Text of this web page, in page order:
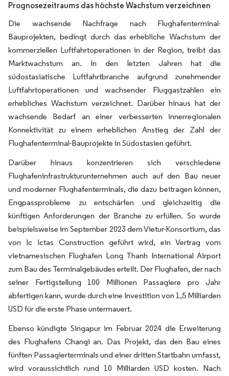
Prognosezeitraums das höchste Wachstum verzeichnen
Die wachsende Nachfrage nach Flughafenterminal-
Bauprojekten, bedingt durch das erhebliche Wachstum der
kommerziellen Luftfahrtoperationen in der Region, treibt das
Marktwachstum an. In den letzten Jahren hat die
südostasiatische Luftfahrtbranche aufgrund zunehmender
Luftfahrtoperationen und wachsender Fluggastzahlen ein
erhebliches Wachstum verzeichnet. Darüber hinaus hat der
wachsende Bedarf an einer verbesserten innerregionalen
Konnektivität zu einem erheblichen Anstieg der Zahl der
Flughafenterminal-Bauprojekte in Südostasien geführt.
Darüber hinaus konzentrieren sich verschiedene
Flughafeninfrastrukturunternehmen auch auf den Bau neuer
und moderner Flughafenterminals, die dazu beitragen können,
Engpassprobleme zu entschärfen und gleichzeitig die
künftigen Anforderungen der Branche zu erfüllen. So wurde
beispielsweise im September 2023 dem Vietur-Konsortium, das
von Ic Ictas Construction geführt wird, ein Vertrag vom
vietnamesischen Flughafen Long Thanh International Airport
zum Bau des Terminalgebäudes erteilt. Der Flughafen, der nach
seiner Fertigstellung 100 Millionen Passagiere pro Jahr
abfertigen kann, wurde durch eine Investition von 1,5 Milliarden
USD für die erste Phase untermauert.
Ebenso kündigte Singapur im Februar 2024 die Erweiterung
des Flughafens Changi an. Das Projekt, das den Bau eines
fünften Passagierterminals und einer dritten Startbahn umfasst,
wird voraussichtlich rund 10 Milliarden USD kosten. Nach